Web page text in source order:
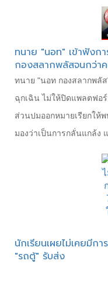
ทนาย "นอท" เข้าฟังก
กองสลากพลัสจนกว่า
ทนาย "นอท กองสลากพลั
ฉุกเฉิน ไม่ให้ปิดแพลตฟอ
ส่วนปมออกหมายเรียกใ
มองว่าเป็นการกลั่นแกล้ง
นักเรียนเผยไม่เคยมีก
"รถตู้" รับส่ง